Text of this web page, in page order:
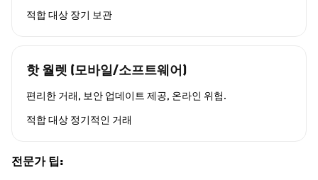
적합 대상 장기 보관
핫 월렛 (모바일/소프트웨어)
편리한 거래, 보안 업데이트 제공, 온라인 위험.
적합 대상 정기적인 거래
전문가 팁: